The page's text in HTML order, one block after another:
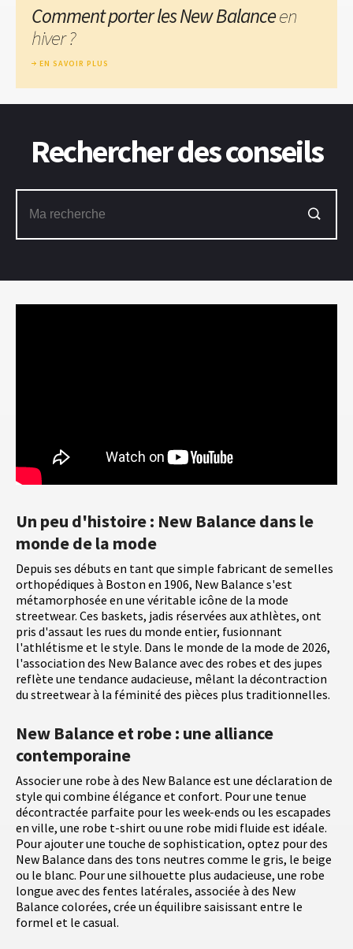
Un peu d'histoire : New Balance dans le
monde de la mode
Depuis ses débuts en tant que simple fabricant de semelles
orthopédiques à Boston en 1906, New Balance s'est
métamorphosée en une véritable icône de la mode
streetwear. Ces baskets, jadis réservées aux athlètes, ont
pris d'assaut les rues du monde entier, fusionnant
l'athlétisme et le style. Dans le monde de la mode de 2026,
l'association des New Balance avec des robes et des jupes
reflète une tendance audacieuse, mêlant la décontraction
du streetwear à la féminité des pièces plus traditionnelles.
New Balance et robe : une alliance
contemporaine
Associer une robe à des New Balance est une déclaration de
style qui combine élégance et confort. Pour une tenue
décontractée parfaite pour les week-ends ou les escapades
en ville, une robe t-shirt ou une robe midi fluide est idéale.
Pour ajouter une touche de sophistication, optez pour des
New Balance dans des tons neutres comme le gris, le beige
ou le blanc. Pour une silhouette plus audacieuse, une robe
longue avec des fentes latérales, associée à des New
Balance colorées, crée un équilibre saisissant entre le
formel et le casual.
Comment porter les New Balanceen
hiver ?
EN SAVOIR PLUS
Rechercher des conseils